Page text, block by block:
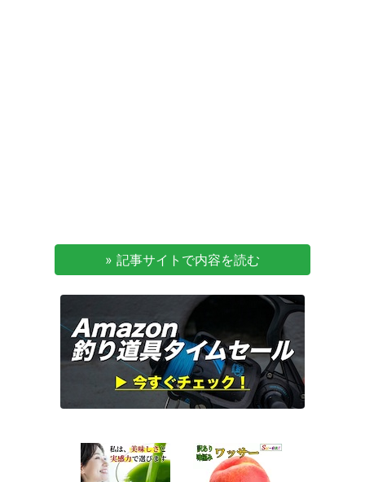
» 記事サイトで内容を読む